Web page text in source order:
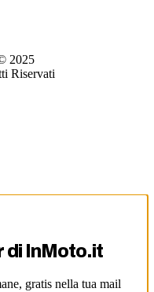
2025
Riservati
di InMoto.it
gratis nella tua mail